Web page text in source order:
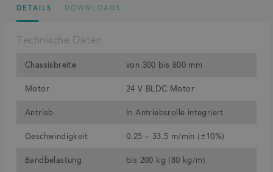
DETAILS DOWNLOADS
Technische Daten
Chassisbreite von 300 bis 800 mm
Motor 24 V BLDC Motor
Antrieb In Antriebsrolle integriert
Geschwindigkeit 0.25 – 33.5 m/min (±10%)
Bandbelastung bis 200 kg (80 kg/m)